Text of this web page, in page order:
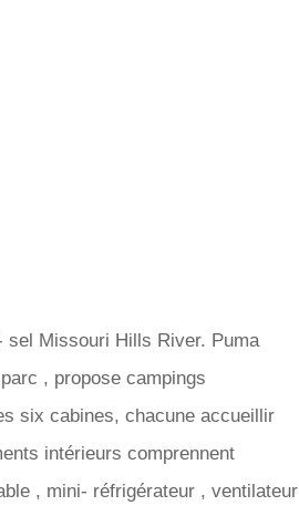
sel Missouri Hills River. Puma
, propose campings
six cabines, chacune accueillir
intérieurs comprennent
, mini- réfrigérateur , ventilateur